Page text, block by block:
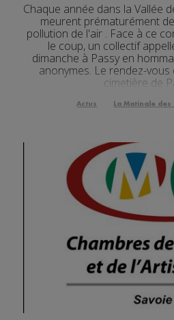
Chaque année dans la Vallée
meurent prématurément
pollution de l'air . Face à ce
le coup, un collectif
dimanche à Passy en
anonymes. Le rendez-
cimetière de
Actus La Matinale